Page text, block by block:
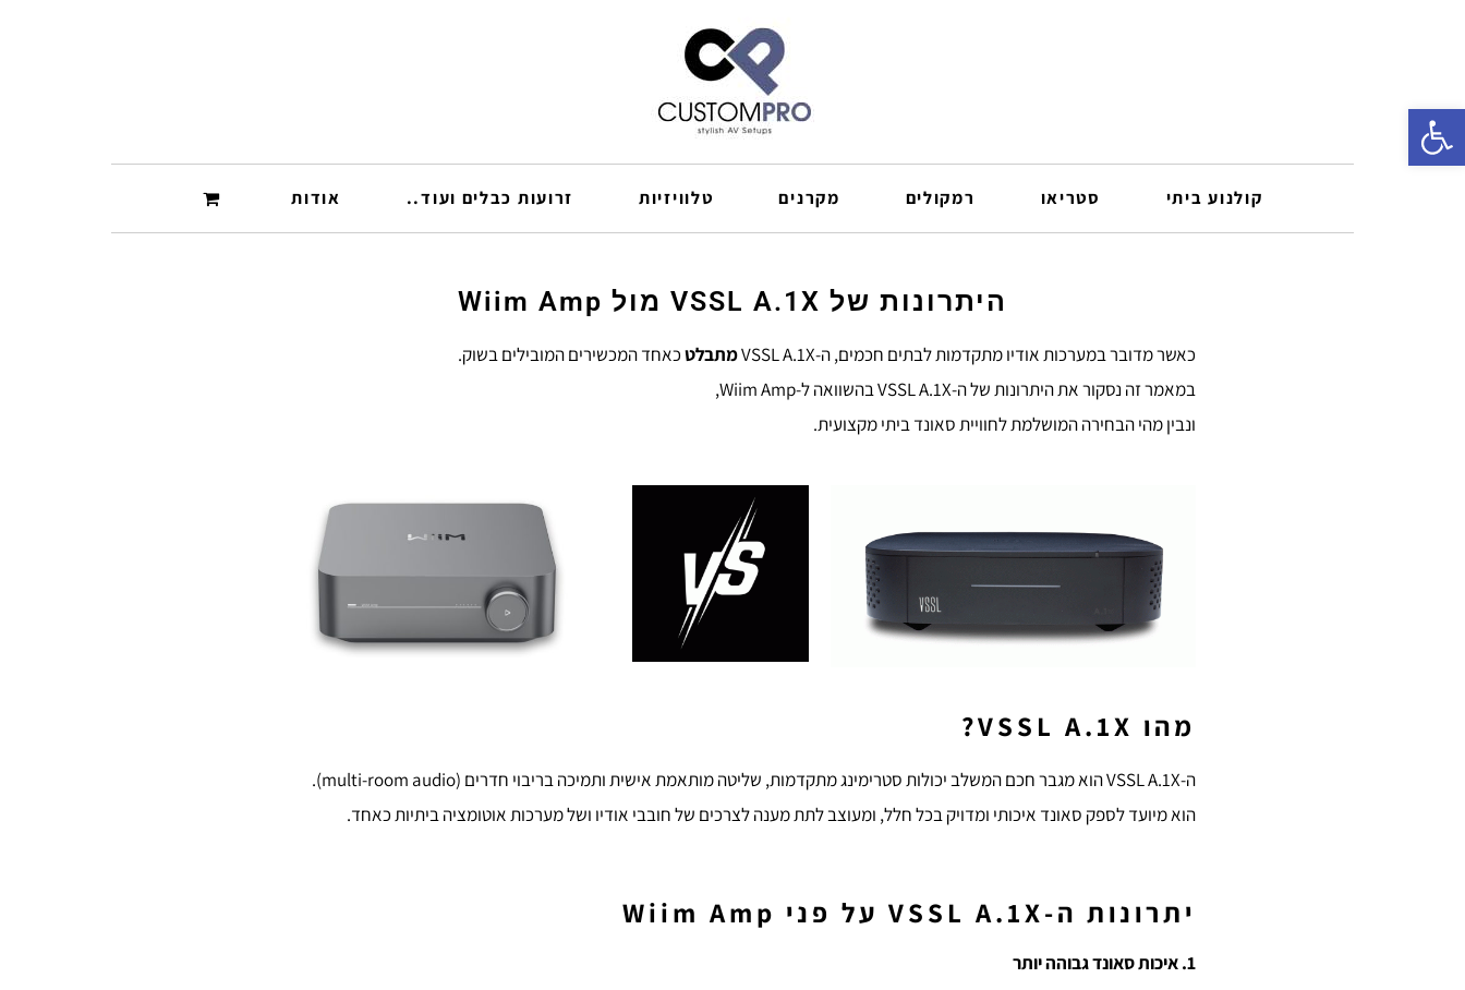
קולנוע ביתי סטריאו רמקולים מקרנים טלוויזיות זרועות כבלים ועוד.. אודות
היתרונות של VSSL A.1X מול Wiim Amp
כאשר מדובר במערכות אודיו מתקדמות לבתים חכמים, ה-VSSL A.1X מתבלטכאחד המכשירים המובילים בשוק.
במאמר זה נסקור את היתרונות של ה-VSSL A.1X בהשוואה ל-Wiim Amp,
ונבין מהי הבחירה המושלמת לחוויית סאונד ביתי מקצועית.
מהו VSSL A.1X?
ה-VSSL A.1X הוא מגבר חכם המשלב יכולות סטרימינג מתקדמות, שליטה מותאמת אישית ותמיכה בריבוי חדרים (multi-room audio).
הוא מיועד לספק סאונד איכותי ומדויק בכל חלל, ומעוצב לתת מענה לצרכים של חובבי אודיו ושל מערכות אוטומציה ביתיות כאחד.
יתרונות ה-VSSL A.1X על פני Wiim Amp
1. איכות סאונד גבוהה יותר
פתח סרגל נגישות